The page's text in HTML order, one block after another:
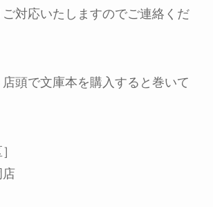
対応いたしますのでご連絡くだ
店頭で文庫本を購入すると巻いて
店